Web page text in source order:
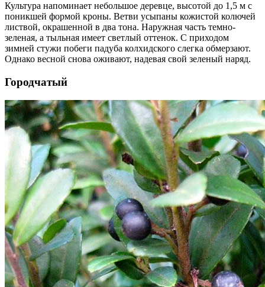
Культура напоминает небольшое деревце, высотой до 1,5 м с
поникшей формой кроны. Ветви усыпаны кожистой колючей
листвой, окрашенной в два тона. Наружная часть темно-
зеленая, а тыльная имеет светлый оттенок. С приходом
зимней стужи побеги падуба колхидского слегка обмерзают.
Однако весной снова оживают, надевая свой зеленый наряд.
Городчатый